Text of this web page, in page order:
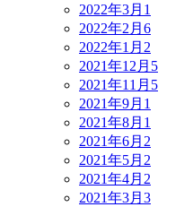
2022年3月 1
2022年2月 6
2022年1月 2
2021年12月 5
2021年11月 5
2021年9月 1
2021年8月 1
2021年6月 2
2021年5月 2
2021年4月 2
2021年3月 3